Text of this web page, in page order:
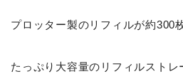
プロッター製のリフィルが約300
たっぷり大容量のリフィルストレ